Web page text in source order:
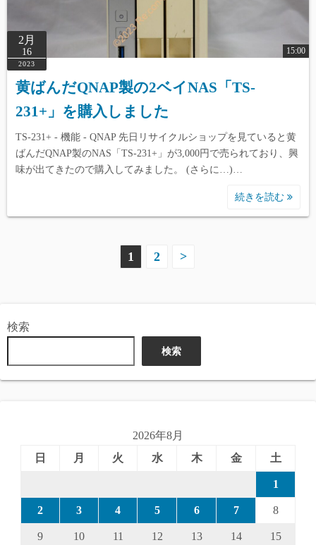
2月
16
2023
15:00
黄ばんだQNAP製の2ベイNAS「TS-
231+」を購入しました
TS-231+ - 機能 - QNAP 先日リサイクルショップを見ていると黄
ばんだQNAP製のNAS「TS-231+」が3,000円で売られており、興
味が出てきたので購入してみました。 (さらに…)…
続きを読む
ペ
ー
1 2 >
検索
検索
2026年8月
日
月 火 水 木 金 土
1
2 3 4 5 6 7 8
9 10 11 12 13 14 15